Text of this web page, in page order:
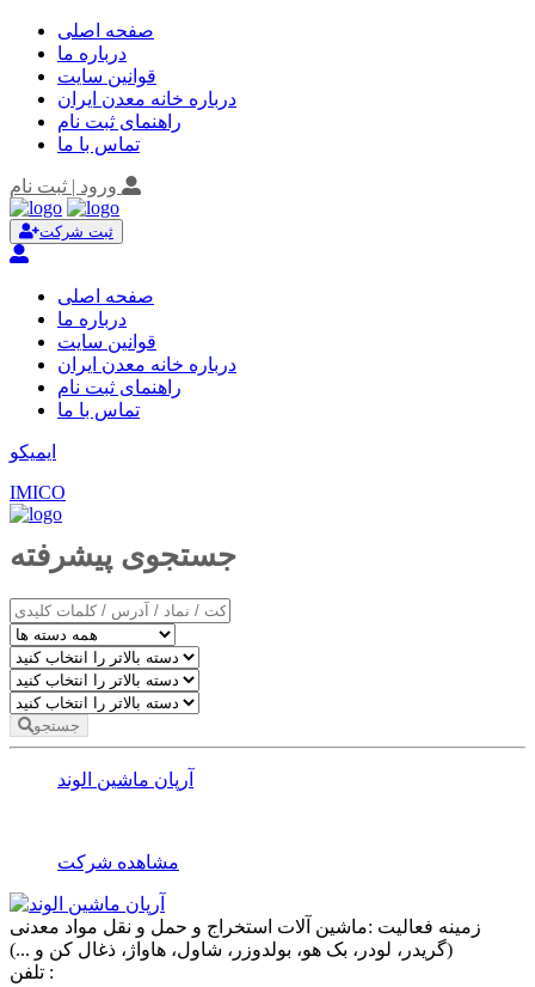
صفحه اصلی
درباره ما
قوانین سایت
درباره خانه معدن ایران
راهنمای ثبت نام
تماس با ما
ورود | ثبت نام
ثبت شرکت
صفحه اصلی
درباره ما
قوانین سایت
درباره خانه معدن ایران
راهنمای ثبت نام
تماس با ما
ایمیکو
IMICO
جستجوی پیشرفته
جستجو
آرپان ماشین الوند
مشاهده شرکت
زمینه فعالیت :ماشین آلات استخراج و حمل و نقل مواد معدنی
(گریدر، لودر، بک هو، بولدوزر، شاول، هاواژ، ذغال کن و ...)
تلفن :